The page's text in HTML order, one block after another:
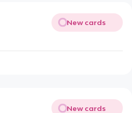
New cards
New cards